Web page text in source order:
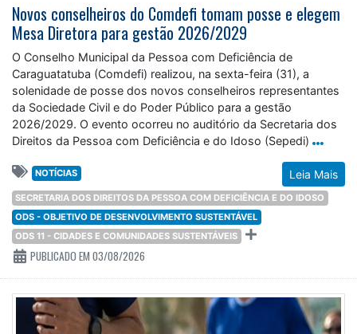
Novos conselheiros do Comdefi tomam posse e elegem
Mesa Diretora para gestão 2026/2029
O Conselho Municipal da Pessoa com Deficiência de
Caraguatatuba (Comdefi) realizou, na sexta-feira (31), a
solenidade de posse dos novos conselheiros representantes
da Sociedade Civil e do Poder Público para a gestão
2026/2029. O evento ocorreu no auditório da Secretaria dos
Direitos da Pessoa com Deficiência e do Idoso (Sepedi)
Leia Mais
NOTÍCIAS
SECRETARIA DOS DIREITOS DA PESSOA COM DEFICIÊNCIA E DO IDOSO
ODS - OBJETIVO DE DESENVOLVIMENTO SUSTENTÁVEL
ODS 11 - CIDADES E COMUNIDADES SUSTENTÁVEIS
PUBLICADO EM 03/08/2026